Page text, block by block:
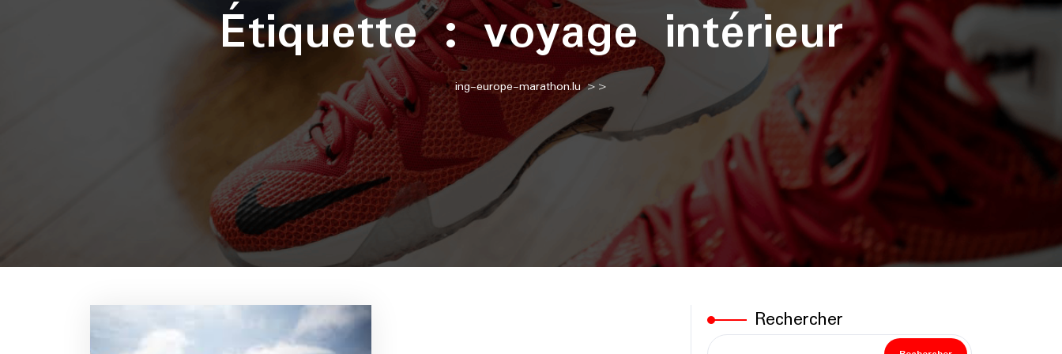
Étiquette :voyage intérieur
ing-europe-marathon.lu>>
Rechercher